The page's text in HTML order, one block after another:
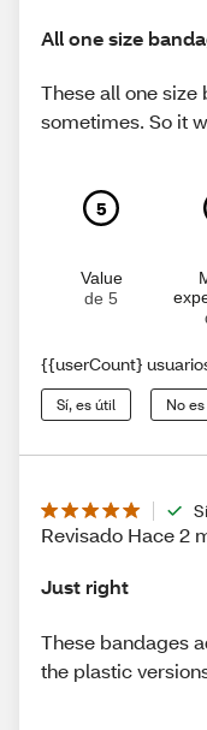
All one size
These all one
sometimes. So it
5
Value
de 5
{{userCount}
Sí, es útil No
Revisado Hace 2
Just right
These bandages
the plastic